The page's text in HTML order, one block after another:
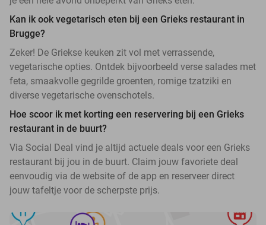
Kan ik ook vegetarisch eten bij een Grieks restaurant in
Brugge?
Zeker! De Griekse keuken zit vol met verrassende,
vegetarische opties. Ontdek bijvoorbeeld verse salades met
feta, smaakvolle gegrilde groenten, romige tzatziki en
diverse vegetarische ovenschotels.
Hoe scoor ik met korting een reservering bij een Grieks
restaurant in de buurt?
Via Social Deal vind je altijd actuele deals voor een Grieks
restaurant bij jou in de buurt. Claim jouw favoriete deal
eenvoudig via de website of de app en reserveer direct
jouw tafeltje voor de scherpste prijs.